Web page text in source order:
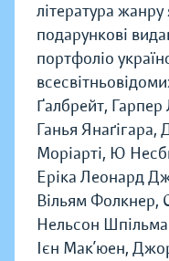
література
подарункові
портфоліо
Ґалбрейт,
Ганья
Моріарті, Ю
Еріка Леонард
Вільям Фолкнер,
Нельсон
Ієн Мак’юен,